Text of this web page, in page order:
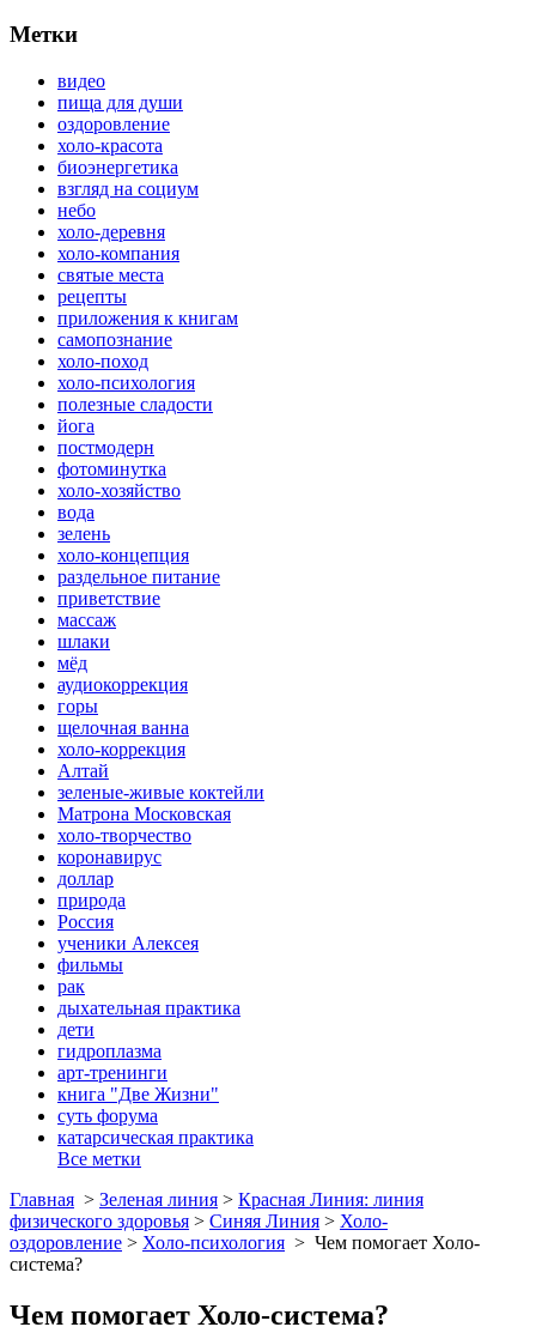
Метки
видео
пища для души
оздоровление
холо-красота
биоэнергетика
взгляд на социум
небо
холо-деревня
холо-компания
святые места
рецепты
приложения к книгам
самопознание
холо-поход
холо-психология
полезные сладости
йога
постмодерн
фотоминутка
холо-хозяйство
вода
зелень
холо-концепция
раздельное питание
приветствие
массаж
шлаки
мёд
аудиокоррекция
горы
щелочная ванна
холо-коррекция
Алтай
зеленые-живые коктейли
Матрона Московская
холо-творчество
коронавирус
доллар
природа
Россия
ученики Алексея
фильмы
рак
дыхательная практика
дети
гидроплазма
арт-тренинги
книга "Две Жизни"
суть форума
катарсическая практика
Все метки
Главная > Зеленая линия > Красная Линия: линия
физического здоровья > Синяя Линия > Холо-
оздоровление > Холо-психология > Чем помогает Холо-
система?
Чем помогает Холо-система?